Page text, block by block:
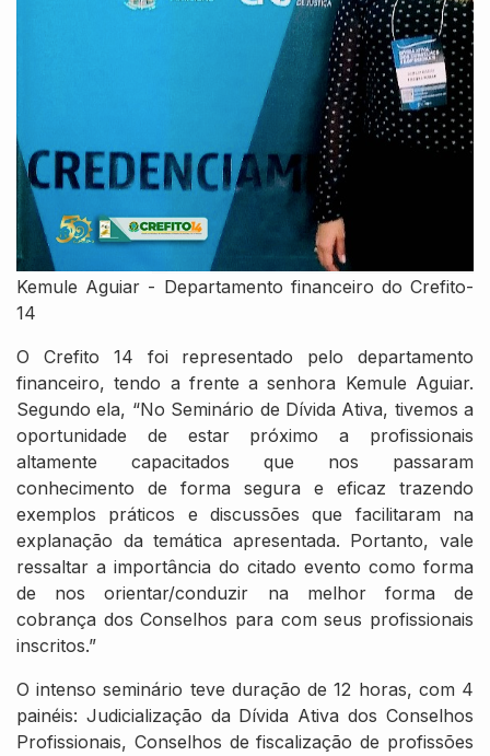
Kemule Aguiar - Departamento financeiro do Crefito-
14
O Crefito 14 foi representado pelo departamento
financeiro, tendo a frente a senhora Kemule Aguiar.
Segundo ela, “No Seminário de Dívida Ativa, tivemos a
oportunidade de estar próximo a profissionais
altamente capacitados que nos passaram
conhecimento de forma segura e eficaz trazendo
exemplos práticos e discussões que facilitaram na
explanação da temática apresentada. Portanto, vale
ressaltar a importância do citado evento como forma
de nos orientar/conduzir na melhor forma de
cobrança dos Conselhos para com seus profissionais
inscritos.”
O intenso seminário teve duração de 12 horas, com 4
painéis: Judicialização da Dívida Ativa dos Conselhos
Profissionais, Conselhos de fiscalização de profissões